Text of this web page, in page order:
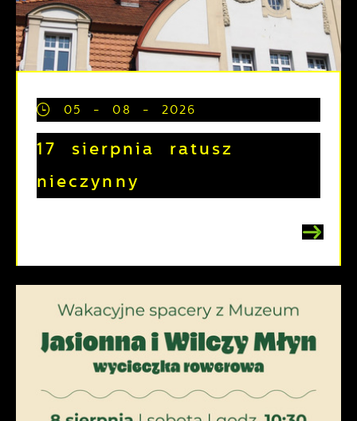
05 - 08 - 2026
17 sierpnia ratusz
nieczynny